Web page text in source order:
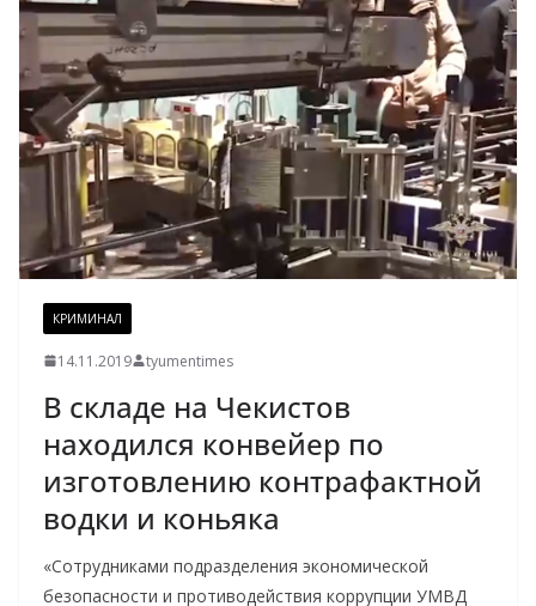
КРИМИНАЛ
14.11.2019 tyumentimes
В складе на Чекистов
находился конвейер по
изготовлению контрафактной
водки и коньяка
«Сотрудниками подразделения экономической
безопасности и противодействия коррупции УМВД